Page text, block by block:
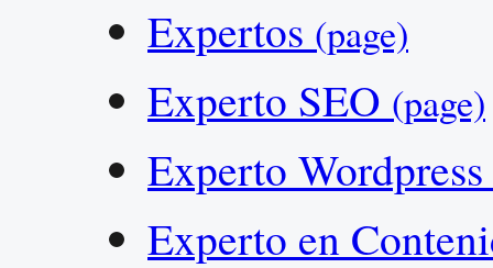
Expertos (page)
Experto SEO (page)
Experto Wordpress
Experto en